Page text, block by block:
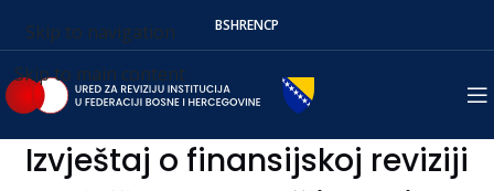
Skip to navigation
Skip to main content
BSHRENСР
Izvještaj o finansijskoj reviziji